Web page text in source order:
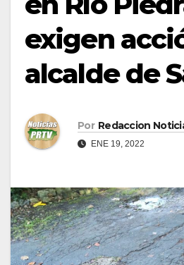
exigen
alcalde de
Por Redaccion
ENE 19, 2022